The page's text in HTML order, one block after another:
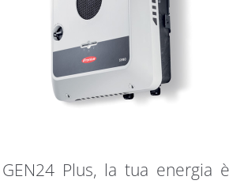
Plus, la tua energia è